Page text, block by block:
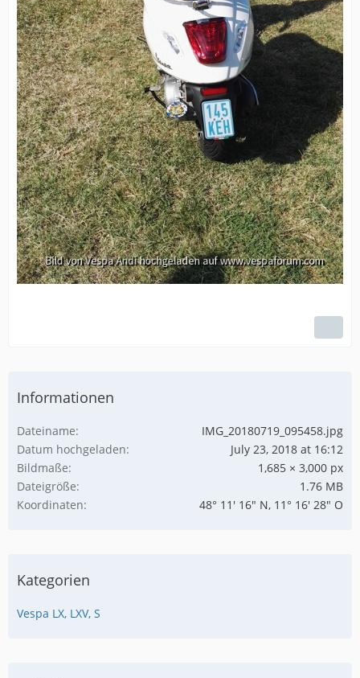
Informationen
Dateiname
IMG_20180719_095458.jpg
Datum hochgeladen
July 23, 2018 at 16:12
Bildmaße
1,685 × 3,000 px
Dateigröße
1.76 MB
Koordinaten
48° 11' 16" N, 11° 16' 28" O
Kategorien
Vespa LX, LXV, S